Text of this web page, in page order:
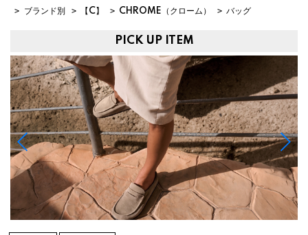
> ブランド別 > 【C】 > CHROME（クローム） > バッグ
PICK UP ITEM